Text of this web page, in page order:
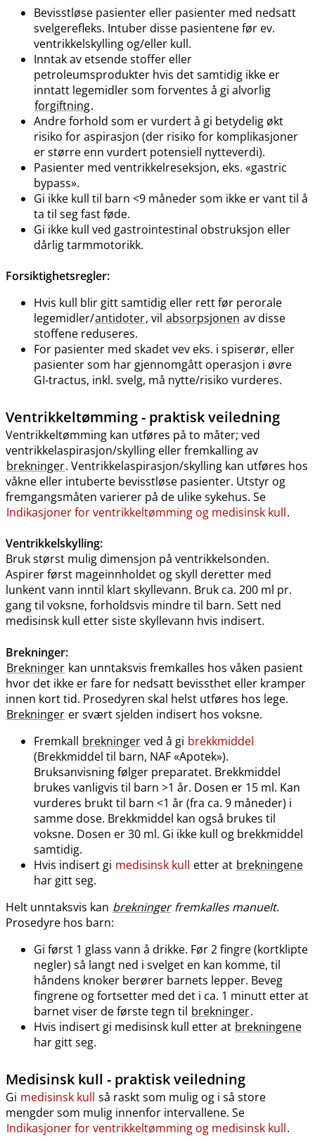
Bevisstløse pasienter eller pasienter med nedsatt
svelgerefleks. Intuber disse pasientene før ev.
ventrikkelskylling og​/​eller kull.
Inntak av etsende stoffer eller
petroleumsprodukter hvis det samtidig ikke er
inntatt legemidler som forventes å gi alvorlig
forgiftning.
Andre forhold som er vurdert å gi betydelig økt
risiko for aspirasjon (der risiko for komplikasjoner
er større enn vurdert potensiell nytteverdi).
Pasienter med ventrikkelreseksjon, eks. «gastric
bypass».
Gi ikke kull til barn <9 måneder som ikke er vant til å
ta til seg fast føde.
Gi ikke kull ved gastrointestinal obstruksjon eller
dårlig tarmmotorikk.
Forsiktighetsregler:
Hvis kull blir gitt samtidig eller rett før perorale
legemidler​/​antidoter, vil absorpsjonen av disse
stoffene reduseres.
For pasienter med skadet vev eks. i spiserør, eller
pasienter som har gjennomgått operasjon i øvre
GI-tractus, inkl. svelg, må nytte​/​risiko vurderes.
Ventrikkeltømming - praktisk veiledning
Ventrikkeltømming kan utføres på to måter; ved
ventrikkelaspirasjon​/​skylling eller fremkalling av
brekninger. Ventrikkelaspirasjon​/​skylling kan utføres hos
våkne eller intuberte bevisstløse pasienter. Utstyr og
fremgangsmåten varierer på de ulike sykehus. Se
Indikasjoner for ventrikkeltømming og medisinsk kull.
Ventrikkelskylling:
Bruk størst mulig dimensjon på ventrikkelsonden.
Aspirer først mageinnholdet og skyll deretter med
lunkent vann inntil klart skyllevann. Bruk ca. 200 ml pr.
gang til voksne, forholdsvis mindre til barn. Sett ned
medisinsk kull etter siste skyllevann hvis indisert.
Brekninger:
Brekninger kan unntaksvis fremkalles hos våken pasient
hvor det ikke er fare for nedsatt bevissthet eller kramper
innen kort tid. Prosedyren skal helst utføres hos lege.
Brekninger er svært sjelden indisert hos voksne.
Fremkall brekninger ved å gi brekkmiddel
(Brekkmiddel til barn, NAF «Apotek»).
Bruksanvisning følger preparatet. Brekkmiddel
brukes vanligvis til barn >1 år. Dosen er 15 ml. Kan
vurderes brukt til barn <1 år (fra ca. 9 måneder) i
samme dose. Brekkmiddel kan også brukes til
voksne. Dosen er 30 ml. Gi ikke kull og brekkmiddel
samtidig.
Hvis indisert gi medisinsk kull etter at brekningene
har gitt seg.
Helt unntaksvis kan brekningerfremkalles manuelt.
Prosedyre hos barn:
Gi først 1 glass vann å drikke. Før 2 fingre (kortklipte
negler) så langt ned i svelget en kan komme, til
håndens knoker berører barnets lepper. Beveg
fingrene og fortsetter med det i ca. 1 minutt etter at
barnet viser de første tegn til brekninger.
Hvis indisert gi medisinsk kull etter at brekningene
har gitt seg.
Medisinsk kull - praktisk veiledning
Gi medisinsk kull så raskt som mulig og i så store
mengder som mulig innenfor intervallene. Se
Indikasjoner for ventrikkeltømming og medisinsk kull.